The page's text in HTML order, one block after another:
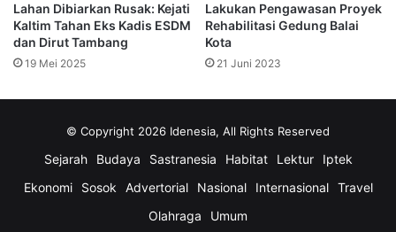
tahap pengumpulan data dan keterangan,” kata Toni.
Namun pernyataan ini dinilai tidak cukup menjawab kegelisahan
publik yang menginginkan penegakan hukum berjalan cepat dan
hanya akan memperkuat stigma buruk atas penanganan kasus
dugaan korupsi.
kepada publik, karena ini menyangkut transparansi dana rakyat.
Jangan sampai masyarakat kehilangan kepercayaan,” pungkas
Lahan Dibiarkan Rusak: Kejati
Kaltim Tahan Eks Kadis ESDM
dan Dirut Tambang
19 Mei 2025
Lakukan Pengawasan Proyek
Rehabilitasi Gedung Balai
Kota
21 Juni 2023
© Copyright 2026 Idenesia, All Rights Reserved
Sejarah Budaya Sastranesia Habitat Lektur
Iptek
Ekonomi
Sosok Advertorial Nasional Internasional
Travel
Olahraga
Umum